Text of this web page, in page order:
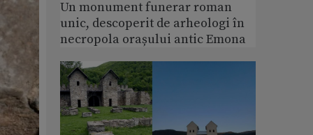
Un monument funerar roman
unic, descoperit de arheologi în
necropola orașului antic Emona